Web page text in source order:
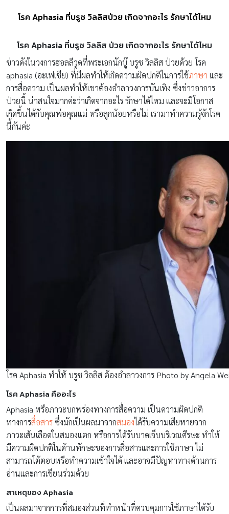
โรค Aphasia ที่บรูซ วิลลิสป่วย เกิดจากอะไร รักษาได้ไหม
โรค Aphasia ที่บรูซ วิลลิส ป่วย เกิดจากอะไร รักษาได้ไหม
ข่าวดังในวงการฮอลลีวูดที่พระเอกนักบู๊ บรูซ วิลลิส ป่วยด้วย โรค
aphasia (อะเฟเซีย) ที่มีผลทำให้เกิดความผิดปกติในการใช้ภาษา และ
การสื่อความ เป็นผลทำให้เขาต้องอำลาวงการบันเทิง ซึ่งข่าวอาการ
ป่วยนี้ น่าสนใจมากค่ะว่าเกิดจากอะไร รักษาได้ไหม และจะมีโอกาส
เกิดขึ้นได้กับคุณพ่อคุณแม่ หรือลูกน้อยหรือไม่ เรามาทำความรู้จักโรค
นี้กันค่ะ
โรค Aphasia ทำให้ บรูซ วิลลิส ต้องอำลาวงการ Photo by Angela
โรค Aphasia คืออะไร
Aphasia หรือภาวะบกพร่องทางการสื่อความ เป็นความผิดปกติ
ทางการสื่อสาร ซึ่งมักเป็นผลมาจากสมองได้รับความเสียหายจาก
ภาวะเส้นเลือดในสมองแตก หรือการได้รับบาดเจ็บบริเวณศีรษะ ทำให้
มีความผิดปกติในด้านทักษะของการสื่อสารและการใช้ภาษา ไม่
สามารถโต้ตอบหรือทำความเข้าใจได้ และอาจมีปัญหาทางด้านการ
อ่านและการเขียนร่วมด้วย
สาเหตุของ Aphasia
เป็นผลมาจากการที่สมองส่วนที่ทำหน้าที่ควบคุมการใช้ภาษาได้รับ